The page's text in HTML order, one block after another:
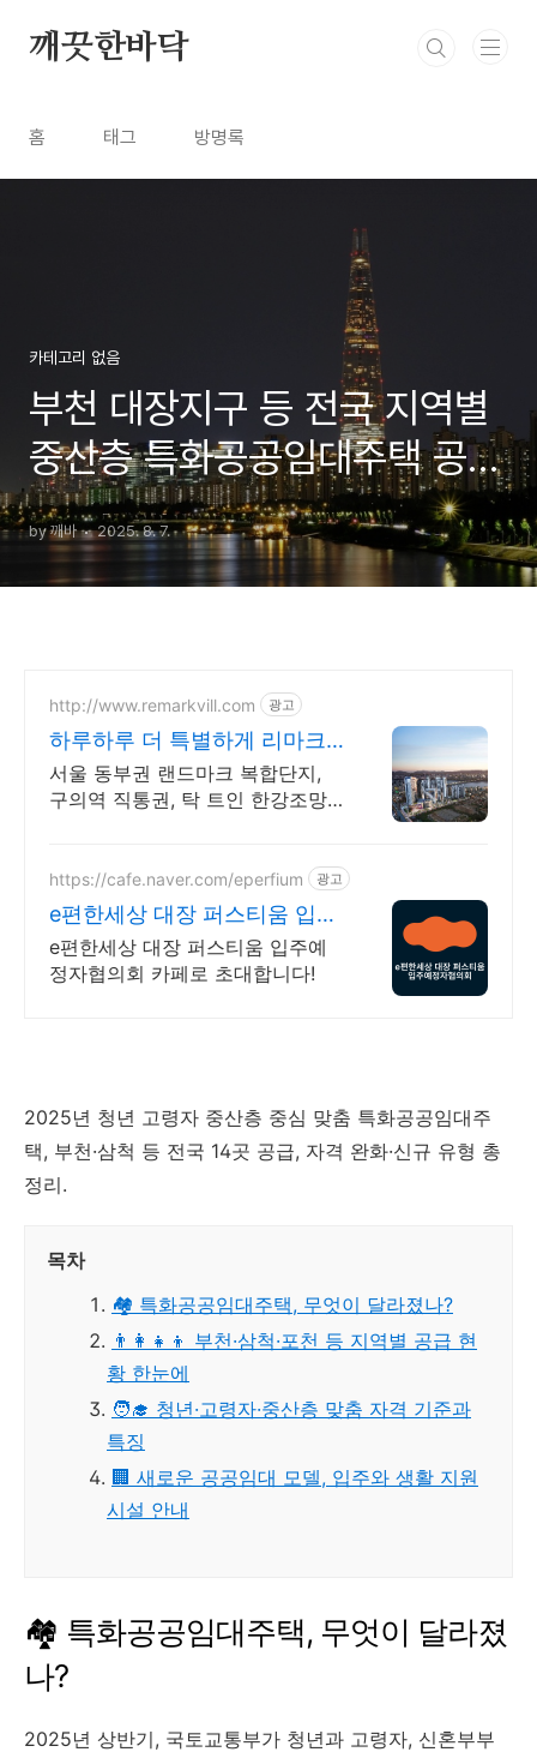
깨끗한바닥
홈 태그 방명록
카테고리 없음
부천 대장지구 등 전국 지역별
중산층 특화공공임대주택 공급
현황
by 깨바 2025. 8. 7.
http://www.remarkvill.com 광고
하루하루 더 특별하게 리마크
빌 이스트폴
서울 동부권 랜드마크 복합단지,
구의역 직통권, 탁 트인 한강조망,
https://cafe.naver.com/eperfium 광고
e편한세상 대장 퍼스티움 입주
예정자협의회 공식카페
e편한세상 대장 퍼스티움 입주예
정자협의회 카페로 초대합니다!
2025년 청년 고령자 중산층 중심 맞춤 특화공공임대주
택, 부천·삼척 등 전국 14곳 공급, 자격 완화·신규 유형 총
정리.
목차
🏘️ 특화공공임대주택, 무엇이 달라졌나?
👨‍👩‍👧‍👦 부천·삼척·포천 등 지역별 공급 현
황 한눈에
🧑‍🎓 청년·고령자·중산층 맞춤 자격 기준과
특징
🏢 새로운 공공임대 모델, 입주와 생활 지원
시설 안내
🏘️ 특화공공임대주택, 무엇이 달라졌
나?
2025년 상반기, 국토교통부가 청년과 고령자, 신혼부부